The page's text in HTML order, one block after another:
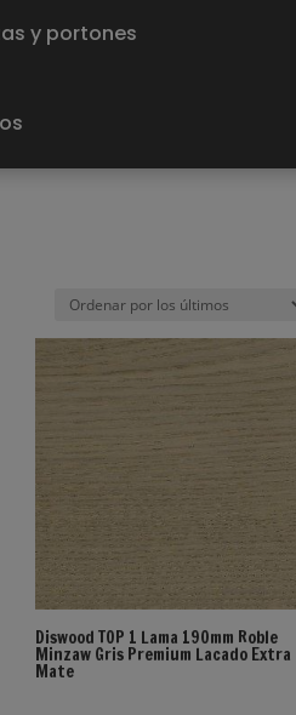
y portones
Diswood TOP 1 Lama 190mm Roble
Minzaw Gris Premium Lacado Extra
Mate